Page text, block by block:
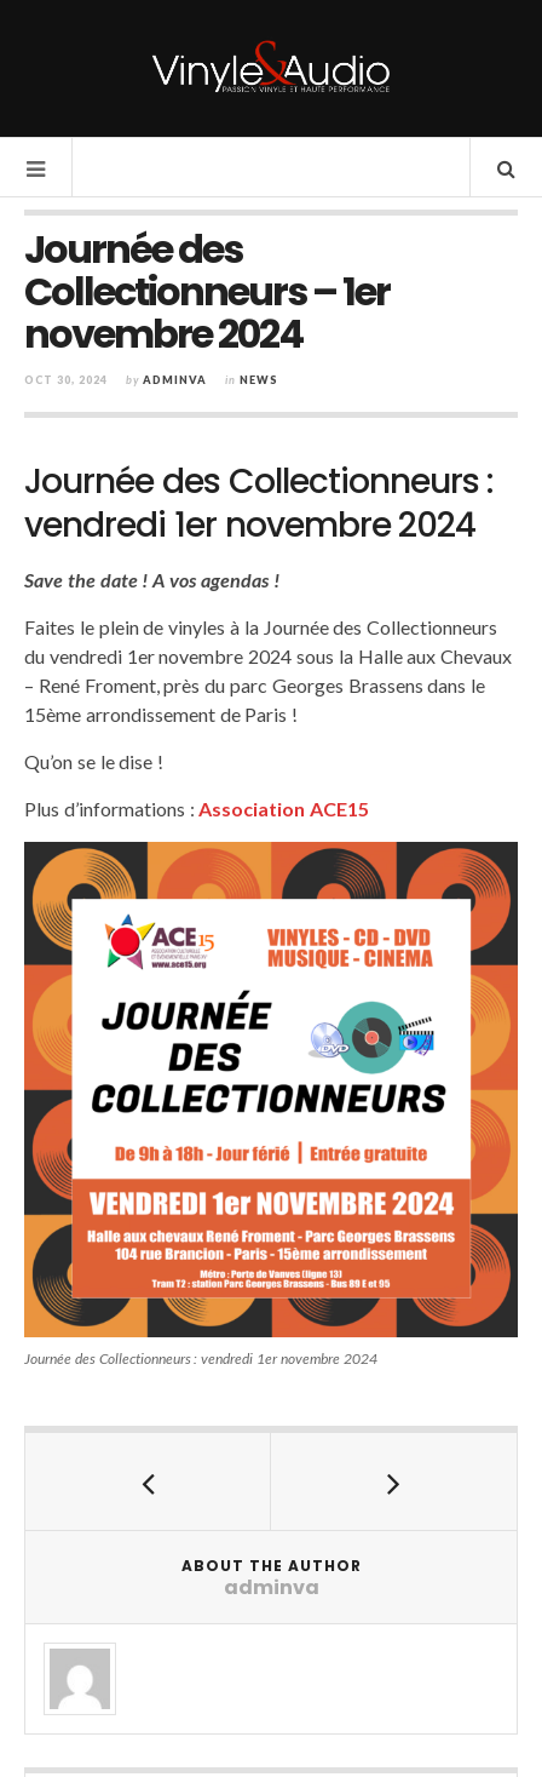
Journée des
Collectionneurs – 1er
novembre 2024
OCT 30, 2024 by ADMINVA in NEWS
Journée des Collectionneurs :
vendredi 1er novembre 2024
Save the date ! A vos agendas !
Faites le plein de vinyles à la Journée des Collectionneurs
du vendredi 1er novembre 2024 sous la Halle aux Chevaux
– René Froment, près du parc Georges Brassens dans le
15ème arrondissement de Paris !
Qu’on se le dise !
Plus d’informations :Association ACE15
Journée des Collectionneurs : vendredi 1er novembre 2024
ABOUT THE AUTHOR
adminva